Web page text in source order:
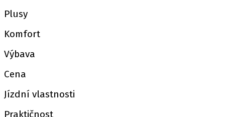
Plusy
Komfort
Výbava
Cena
Jízdní vlastnosti
Praktičnost